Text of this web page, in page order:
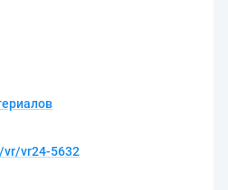
vr/vr24-5632